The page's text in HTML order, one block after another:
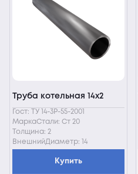
Труба котельная 14х2
Гост: ТУ 14-3Р-55-2001
МаркаСтали: Ст 20
Толщина: 2
ВнешнийДиаметр: 14
Купить